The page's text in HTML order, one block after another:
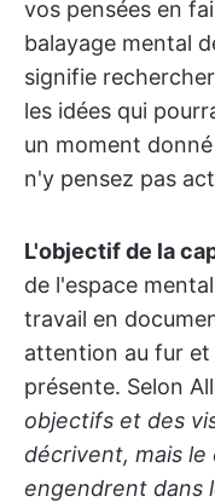
vos pensées en
balayage mental
signifie
les idées qui
un moment
n'y pensez pas
L'objectif de la
de l'espace
travail en
attention au fur et
présente. Selon
objectifs et des
décrivent, mais le
engendrent dans